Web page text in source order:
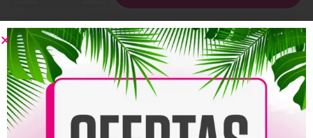
Añadir a la lista de deseos
Personalizar
Compartir: